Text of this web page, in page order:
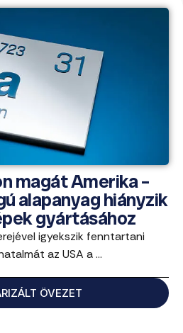
magát Amerika –
alapanyag hiányzik
gyártásához
igyekszik fenntartani
az USA a ...
ÖVEZET